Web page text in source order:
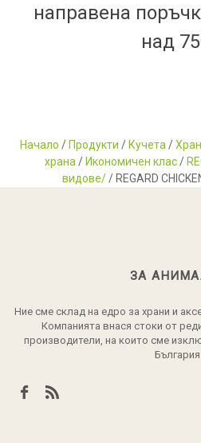
направена
над
Начало / Продукти / Кучета /
храна / Икономичен клас/
видове// REGARD
ЗА
Ние сме склад на едро за храни и
Компанията внася стоки от
производители, на които сме
България.